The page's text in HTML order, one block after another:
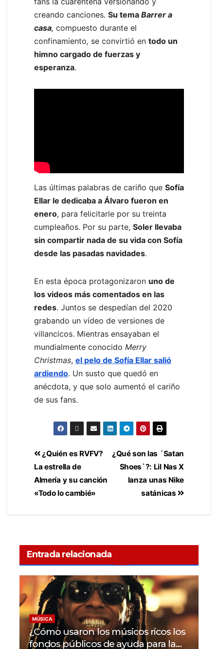
creando canciones. Su tema Barrer a
casa, compuesto durante el
confinamiento, se convirtió en todo un
himno cargado de fuerzas y
esperanza.
Las últimas palabras de cariño que Sofía
Ellar le dedicaba a Álvaro fueron en
enero, para felicitarle por su treinta
cumpleaños. Por su parte, Soler llevaba
sin compartir nada de su vida con Sofía
desde las pasadas navidades.
En esta época protagonizaron uno de
los videos más comentados en las
redes. Juntos se despedían del 2020
grabando un vídeo de versiones de
villancicos. Mientras ensayaban el
mundialmente conocido Merry
Christmas, el pelo de Sofía Ellar salió
ardiendo. Un susto que quedó en
anécdota, y que solo aumentó el cariño
de sus fans.
¿Qué son las ´Satan
Shoes`?: Lil Nas X
lanza unas Nike
satánicas
¿Quién es RVFV?
La estrella de
Almería y su canción
«Todo lo cambié»
Entrada relacionada
MÚSICA
¿Cómo usaron los músicos ricos los
fondos públicos de ayuda para la